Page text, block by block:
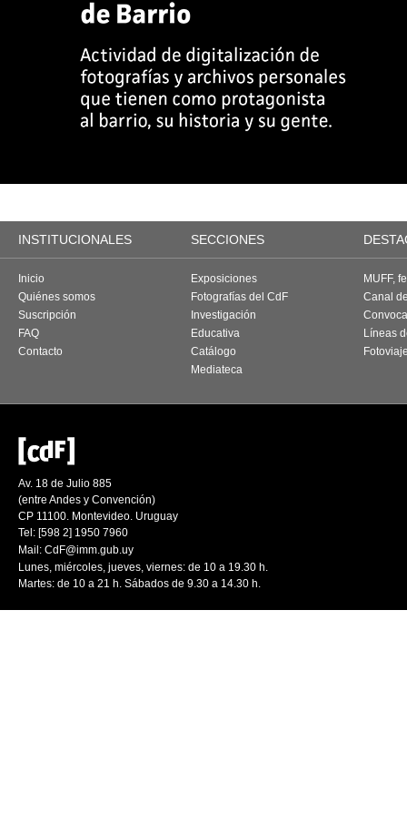
INSTITUCIONALES SECCIONES
Inicio
Quiénes somos
Suscripción
FAQ
Contacto
Exposiciones
Fotografías del CdF
Investigación
Educativa
Catálogo
Mediateca
MUFF,
Canal
Líneas
Av. 18 de Julio 885
(entre Andes y Convención)
CP 11100. Montevideo. Uruguay
Tel: [598 2] 1950 7960
Mail: CdF@imm.gub.uy
Lunes, miércoles, jueves, viernes: de 10 a 19.30 h.
Martes: de 10 a 21 h. Sábados de 9.30 a 14.30 h.